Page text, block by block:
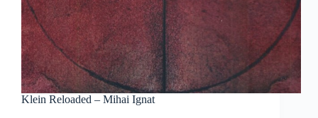
Klein Reloaded – Mihai Ignat